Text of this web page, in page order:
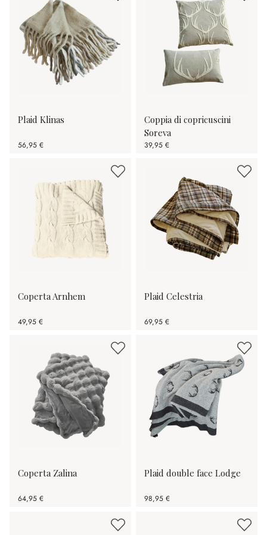
Plaid Klinas
56,95 €
Coppia di copricuscini
Soreva
39,95 €
Coperta Arnhem
49,95 €
Plaid Celestria
69,95 €
Coperta Zalina
64,95 €
Plaid double face Lodge
98,95 €